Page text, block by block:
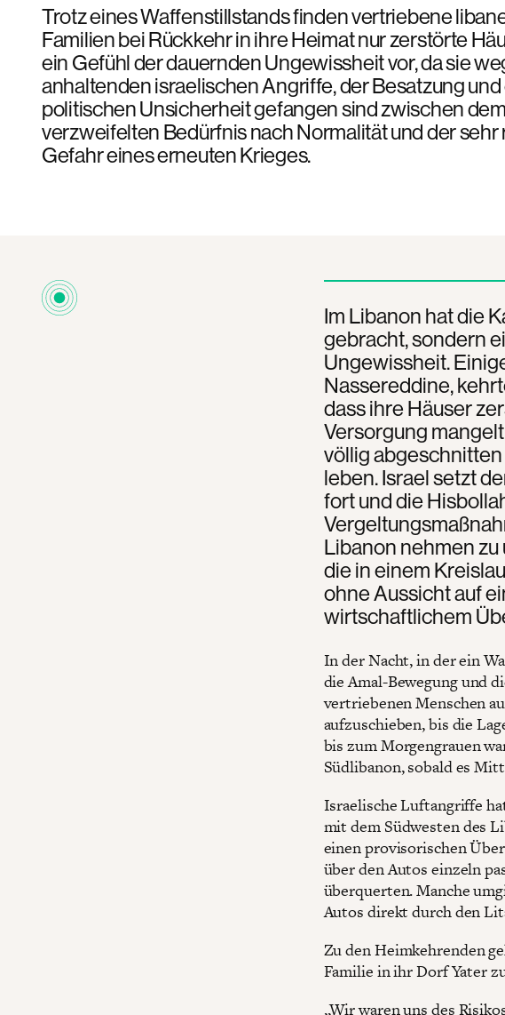
Trotz eines Waffenstillstands finden vertriebene
Familien bei Rückkehr in ihre Heimat nur zerstörte
ein Gefühl der dauernden Ungewissheit vor, da sie
anhaltenden israelischen Angriffe, der Besatzung
politischen Unsicherheit gefangen sind zwischen dem
verzweifelten Bedürfnis nach Normalität und der sehr
Gefahr eines erneuten Krieges.
Im Libanon hat die
gebracht, sondern
Ungewissheit.
Nassereddine,
dass ihre Häuser
Versorgung
völlig
leben. Israel setzt
fort und die
Libanon nehmen
die in einem
ohne Aussicht auf
wirtschaftlichem
In der Nacht, in der ein
die Amal-Bewegung und
vertriebenen Menschen
aufzuschieben, bis die
bis zum Morgengrauen
Südlibanon, sobald es
Israelische Luftangriffe
mit dem Südwesten des
einen provisorischen
über den Autos einzeln
überquerten. Manche
Autos direkt durch den
Zu den Heimkehrenden
Familie in ihr Dorf Yater
„Wir waren uns des